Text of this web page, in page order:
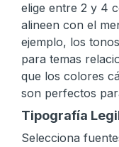
elige entre 2 y 4
alineen con el
ejemplo, los
para temas
que los colores
son perfectos
Tipografía
Selecciona